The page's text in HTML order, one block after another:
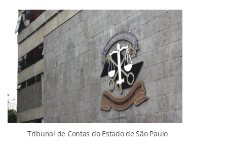
Tribunal de Contas do Estado de São Paulo